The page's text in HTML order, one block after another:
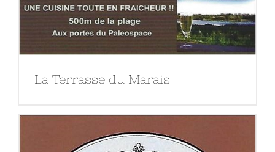
La Terrasse du Marais